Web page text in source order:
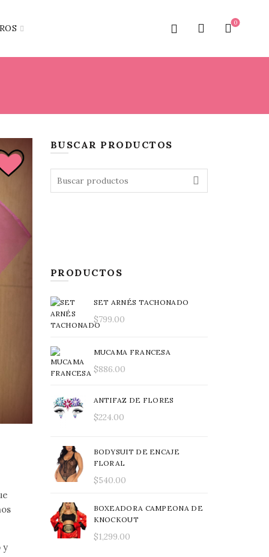
0
y
BUSCAR PRODUCTOS
PRODUCTOS
SET ARNÉS TACHONADO
$799.00
MUCAMA FRANCESA
$886.00
ANTIFAZ DE FLORES
$224.00
BODYSUIT DE ENCAJE
FLORAL
$540.00
BOXEADORA CAMPEONA DE
KNOCKOUT
$1,299.00